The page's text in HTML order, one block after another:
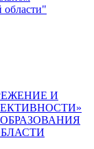
области"
И